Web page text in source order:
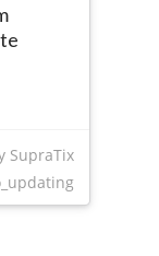
SupraTix